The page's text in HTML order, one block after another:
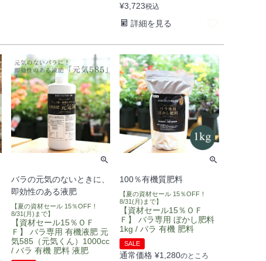
¥3,723税込
詳細を見る
バラの元気のないときに、
即効性のある液肥
【夏の資材セール 15％OFF！
8/31(月)まで】
【資材セール15％ＯＦ
Ｆ】 バラ専用 有機液肥 元
気585（元気くん）1000cc
/ バラ 有機 肥料 液肥
100％有機質肥料
【夏の資材セール 15％OFF！
8/31(月)まで】
【資材セール15％ＯＦ
Ｆ】 バラ専用 ぼかし肥料
1kg / バラ 有機 肥料
SALE
通常価格 ¥1,280のところ